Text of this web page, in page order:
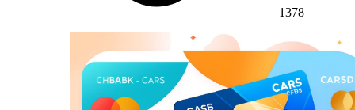
1378